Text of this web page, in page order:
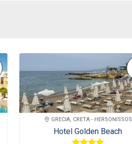
GRECIA, CRETA - HERSONISSOS
Hotel Golden Beach